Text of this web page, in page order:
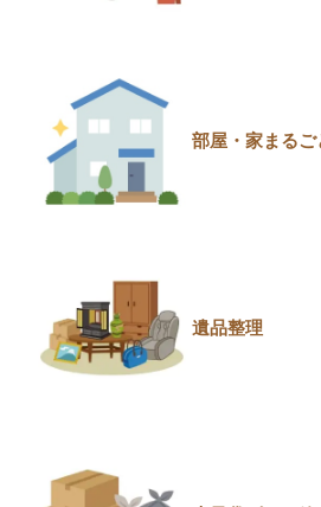
部屋・家まるご
遺品整理